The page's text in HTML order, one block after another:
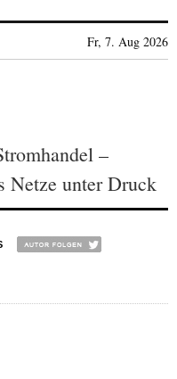
Fr, 7. Aug 2026
–
Netze unter Druck